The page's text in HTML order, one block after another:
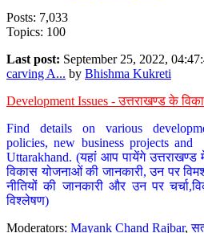
Posts: 7,033
Topics: 100
Last post: September 25, 2022,
carving A... by Bhishma Kukreti
Development Issues - उत्तराखण्ड के
Find details on various
policies, new business projects
Uttarakhand. (यहां आप पायेंगे
विकास योजनाओं की जानकारी, उन पर
नीतियों की जानकारी और उन पर
विश्लेषण)
Moderators: Mayank Chand Rajbar,